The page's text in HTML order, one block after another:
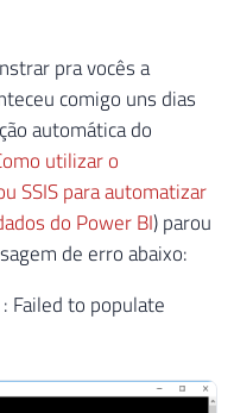
pra vocês a
comigo uns dias
automática do
utilizar o
SSIS para automatizar
do Power BI) parou
de erro abaixo:
Failed to populate